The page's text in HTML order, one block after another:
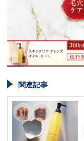
関連記事